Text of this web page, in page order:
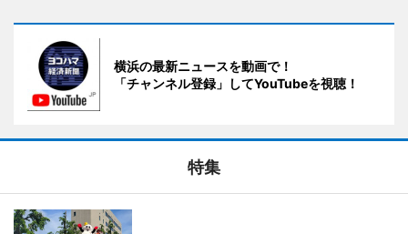
横浜の最新ニュースを動画で！
「チャンネル登録」してYouTubeを視聴！
特集